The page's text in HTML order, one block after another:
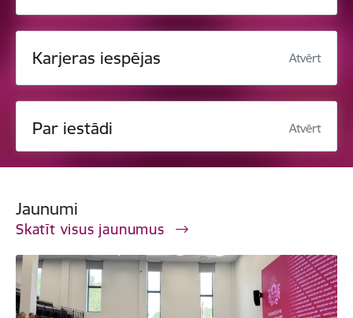
Karjeras iespējas Atvērt
Par iestādi Atvērt
Jaunumi
Skatīt visus jaunumus